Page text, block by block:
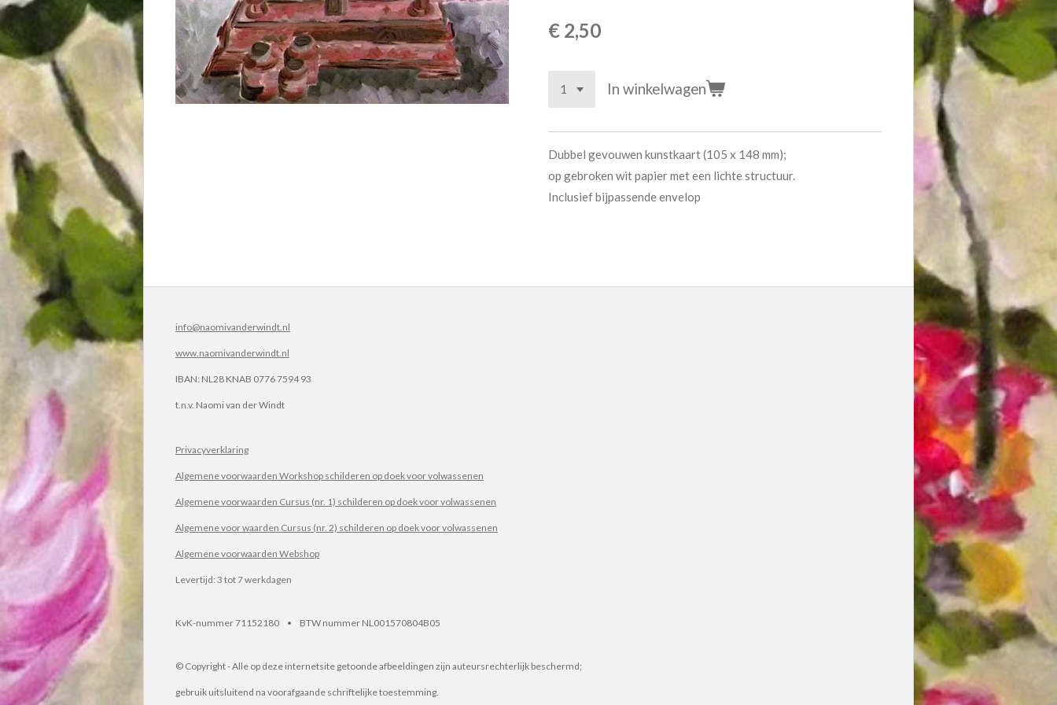
€ 2,50
In winkelwagen
Dubbel gevouwen kunstkaart (105 x 148 mm);
op gebroken wit papier met een lichte structuur.
Inclusief bijpassende envelop
info@naomivanderwindt.nl
www.naomivanderwindt.nl
IBAN: NL28 KNAB 0776 7594 93
t.n.v. Naomi van der Windt
Privacyverklaring
Algemene voorwaarden Workshop schilderen op doek voor volwassenen
Algemene voorwaarden Cursus (nr. 1) schilderen op doek voor volwassenen
Algemene voor waarden Cursus (nr. 2) schilderen op doek voor volwassenen
Algemene voorwaarden Webshop
Levertijd: 3 tot 7 werkdagen
KvK-nummer 71152180 • BTW nummer NL001570804B05
© Copyright - Alle op deze internetsite getoonde afbeeldingen zijn auteursrechterlijk beschermd;
gebruik uitsluitend na voorafgaande schriftelijke toestemming.